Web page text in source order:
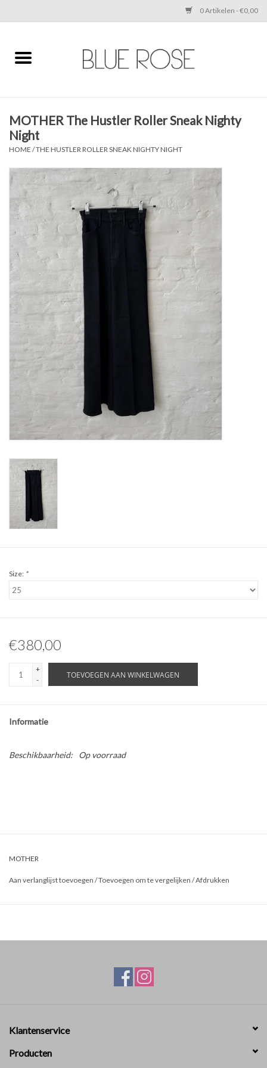
0 Artikelen - €0,00
Home
ACCESSORIES
SALE
Cadeaubonnen
BRANDS
ABOUT US
MOTHER The Hustler Roller Sneak Nighty
Night
HOME /THE HUSTLER ROLLER SNEAK NIGHTY NIGHT
Size: *
€380,00
+
-
TOEVOEGEN AAN WINKELWAGEN
Informatie
Beschikbaarheid: Op voorraad
MOTHER
Aan verlanglijst toevoegen /Toevoegen om te vergelijken /Afdrukken
Klantenservice
Producten